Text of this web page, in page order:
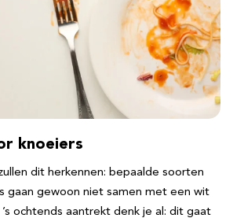
knoeiers
dit herkennen: bepaalde soorten
gaan gewoon niet samen met een wit
ochtends aantrekt denk je al: dit gaat